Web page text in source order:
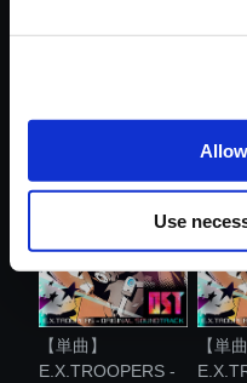
Use
【単曲】
E.X.TROOPERS -
【単曲